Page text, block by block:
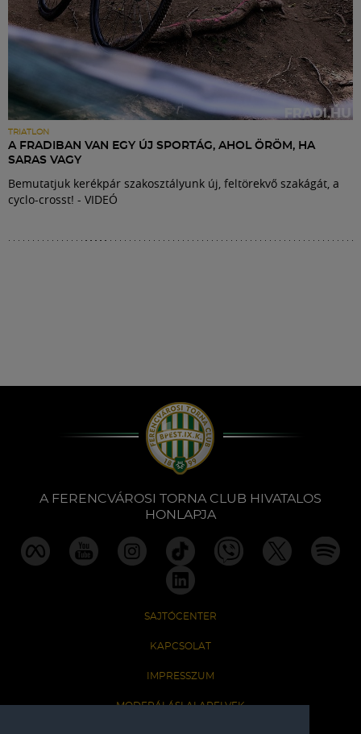
TRIATLON
A FRADIBAN VAN EGY ÚJ SPORTÁG, AHOL ÖRÖM, HA
SARAS VAGY
Bemutatjuk kerékpár szakosztályunk új, feltörekvő szakágát, a
cyclo-crosst! - VIDEÓ
A FERENCVÁROSI TORNA CLUB HIVATALOS
HONLAPJA
SAJTÓCENTER
KAPCSOLAT
IMPRESSZUM
MODERÁLÁSI ALAPELVEK